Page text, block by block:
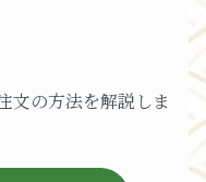
文の方法を解説しま